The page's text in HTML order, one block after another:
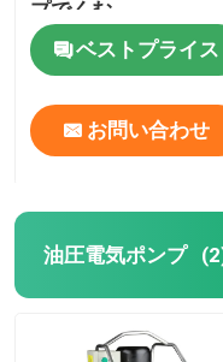
家へ
製品
ビデオ
プでくむ
ベストプライス
お問い合わせ
油圧電気ポンプ